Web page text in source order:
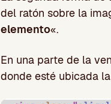
del ratón sobre la
elemento«.
En una parte de la
donde esté ubicada